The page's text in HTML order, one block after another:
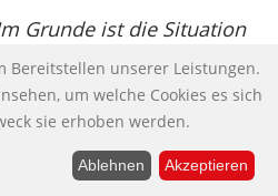
Grunde ist die Situation
als es sich hier liest. Mit
der repressiven
Politik der
durch das
kann von einer
Bereitstellen unserer Leistungen.
um welche Cookies es sich
sie erhoben werden.
Ablehnen Akzeptieren